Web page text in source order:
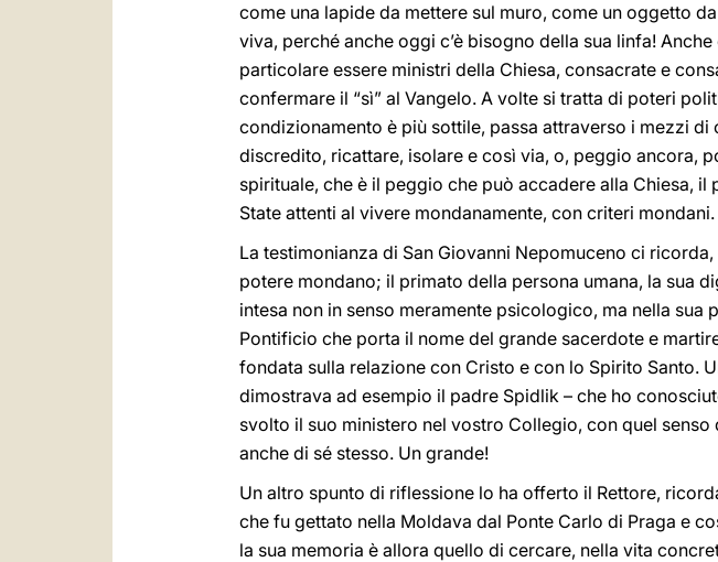
come una lapide da mettere sul muro, come un oggetto
viva, perché anche oggi c’è bisogno della sua linfa!
particolare essere ministri della Chiesa, consacrate e
confermare il “sì” al Vangelo. A volte si tratta di poteri
condizionamento è più sottile, passa attraverso i mezzi
discredito, ricattare, isolare e così via, o, peggio ancora,
spirituale, che è il peggio che può accadere alla Chiesa,
State attenti al vivere mondanamente, con criteri mondani.
La testimonianza di San Giovanni Nepomuceno ci
potere mondano; il primato della persona umana, la sua
intesa non in senso meramente psicologico, ma nella
Pontificio che porta il nome del grande sacerdote e
fondata sulla relazione con Cristo e con lo Spirito Santo.
dimostrava ad esempio il padre Spidlik – che ho
svolto il suo ministero nel vostro Collegio, con quel
anche di sé stesso. Un grande!
Un altro spunto di riflessione lo ha offerto il Rettore,
che fu gettato nella Moldava dal Ponte Carlo di Praga e
la sua memoria è allora quello di cercare, nella vita